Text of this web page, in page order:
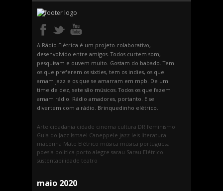
A Rádio Elétrica é um projeto colaborativo,
desenvolvido entre amigos. Todos curtem som,
pesquisam e ouvem muito. Gostam do babado. Tem
os que preferem os sixties, tem os indies, os que
amam jazz e os que se amarram em mpb. De um
time de dez, sete são músicos. Todos os que fazem
amam rádio. Rádio amadores, portanto. E se
divertem com a rádio. Brinquedinho elétrico.
Arte cidadania cidade cinema cultura DR feminismo
Guia do Jazz Ismael Caneppele jazz leis literatura
maconha Mate Elétrico música música portuguesa
poesia política porto alegre sarau Sarau Elétrico
sustentabilidade teatro
maio 2020